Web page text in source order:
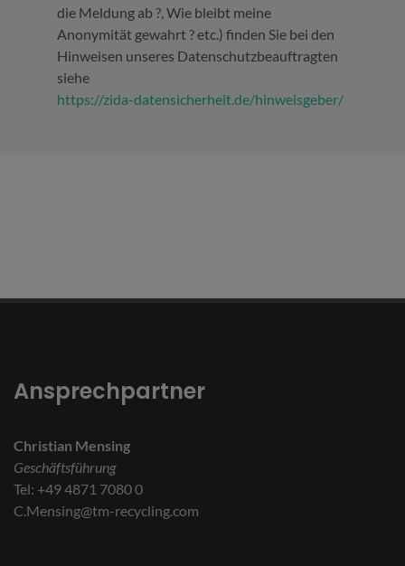
die Meldung ab ?, Wie bleibt meine
Anonymität gewahrt ? etc.) finden Sie bei den
Hinweisen unseres Datenschutzbeauftragten
siehe
https://zida-datensicherheit.de/hinweisgeber/
Ansprechpartner
Christian Mensing
Geschäftsführung
Tel: +49 4871 7080 0
C.Mensing@tm-recycling.com